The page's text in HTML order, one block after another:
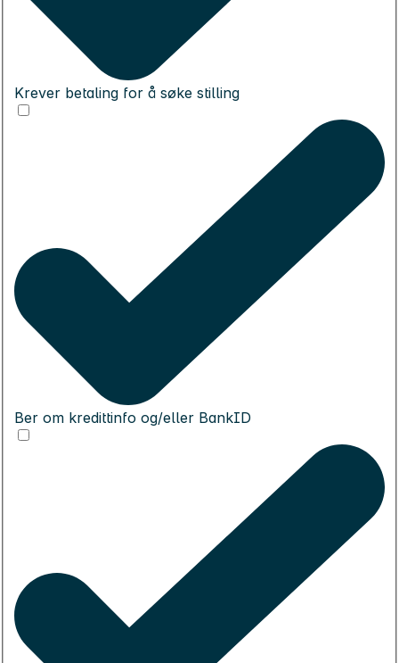
Krever betaling for å søke stilling
Ber om kredittinfo og/eller BankID